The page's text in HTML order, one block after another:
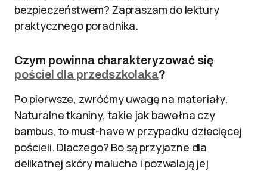
bezpieczeństwem? Zapraszam do lektury
praktycznego poradnika.
Czym powinna charakteryzować się
pościel dla przedszkolaka?
Po pierwsze, zwróćmy uwagę na materiały.
Naturalne tkaniny, takie jak bawełna czy
bambus, to must-have w przypadku dziecięcej
pościeli. Dlaczego? Bo są przyjazne dla
delikatnej skóry malucha i pozwalają jej